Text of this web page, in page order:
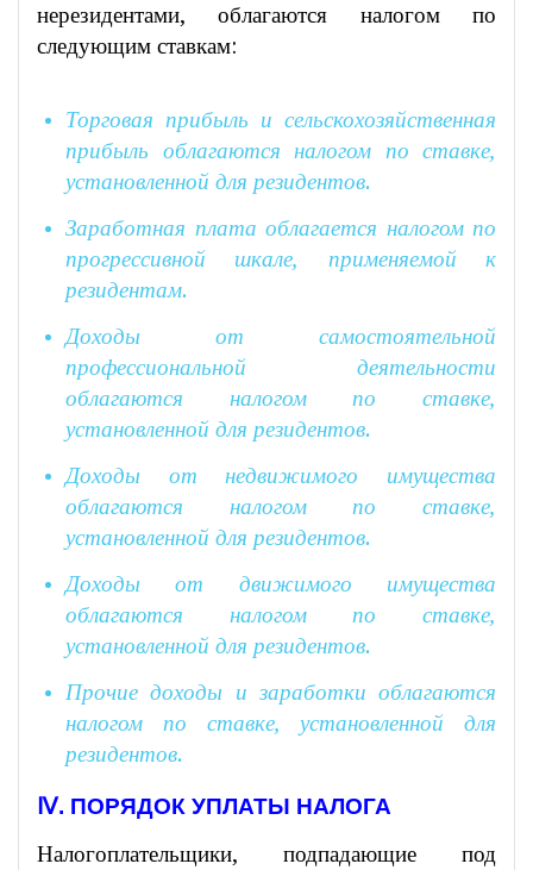
нерезидентами, облагаются налогом по
следующим ставкам:
Торговая прибыль и сельскохозяйственная
прибыль облагаются налогом по ставке,
установленной для резидентов.
Заработная плата облагается налогом по
прогрессивной шкале, применяемой к
резидентам.
Доходы от самостоятельной
профессиональной деятельности
облагаются налогом по ставке,
установленной для резидентов.
Доходы от недвижимого имущества
облагаются налогом по ставке,
установленной для резидентов.
Доходы от движимого имущества
облагаются налогом по ставке,
установленной для резидентов.
Прочие доходы и заработки облагаются
налогом по ставке, установленной для
резидентов.
Ⅳ. ПОРЯДОК УПЛАТЫ НАЛОГА
Налогоплательщики, подпадающие под